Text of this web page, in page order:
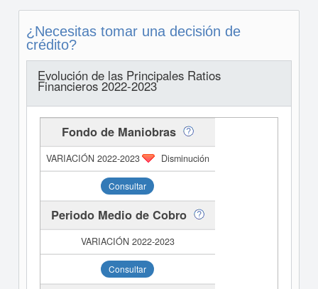
¿Necesitas tomar una decisión de
crédito?
Evolución de las Principales Ratios
Financieros 2022-2023
Fondo de Maniobras
Disminución
Consultar
Periodo Medio de Cobro
Consultar